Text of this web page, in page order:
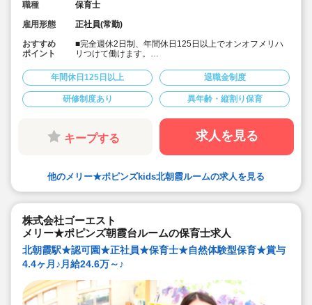
職種
保育士
雇用形態
正社員(常勤)
おすすめ
ポイント
■完全週休2日制、年間休日125日以上でオンオフメリハ
リつけて働けます。
保育園です。男女の性別問わず明るく元気な保育士様ご
活躍されています。
■充実した研修制度があります。経験少ない方も安心して
スタートいただけます。
■残業は少ないです。あった場合もしっかり支給されま
■宿舎借上げ制度も利用可能です。
■入社後は出産などに合わせて産休育休取得や時短制度、
です。
年間休日125日以上 退職金制度
研修制度あり 異年齢・縦割り保育
キープする 求人を見る
他のメリー★ポピンズkids北朝霞ルームの求人を見る
株式会社ゴーエスト
メリー★ポピンズ朝霞台ルームの保育士求人
北朝霞駅★認可園★正社員★保育士★自然体験型保育★賞与
4.4ヶ月♪月給24.6万～♪